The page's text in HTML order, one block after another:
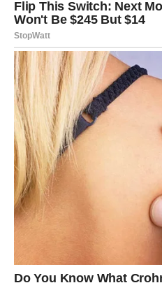
kikirikija.
Bilo da priređujete zabavu,
jednostavno žudite za slatkim
vaše nepce i natjerati sve da
Priprema se bez napora i brzo
ravnotežu između ljutog i
POTREBNI SASTOJCI:
Za ovaj recept trebat će vam
oz) zaslađenog kondenziranog
unci) gustog vrhnja, 60 g (2,1